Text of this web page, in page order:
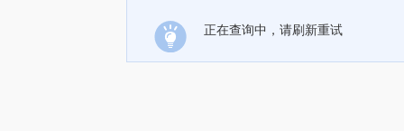
正在查询中，请刷新重试